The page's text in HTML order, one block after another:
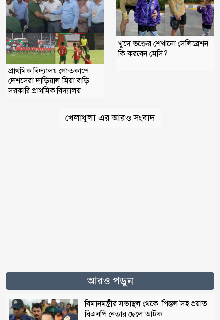
প্রাথমিক বিদ্যালয় গোল্ডকাপে
দেশসেরা দাড়িয়াল মিয়া বাড়ি
সরকারি প্রাথমিক বিদ্যালয়
খুদে ভক্তের শেখানো সেলিব্রেশন
কি করবেন মেসি?
খেলাধুলা এর আরও সংবাদ
আরও পড়ুন
বিমানমন্ত্রীর সভাস্থল থেকে ‘পিস্তল’সহ প্রয়াত
বিএনপি নেতার ছেলে আটক